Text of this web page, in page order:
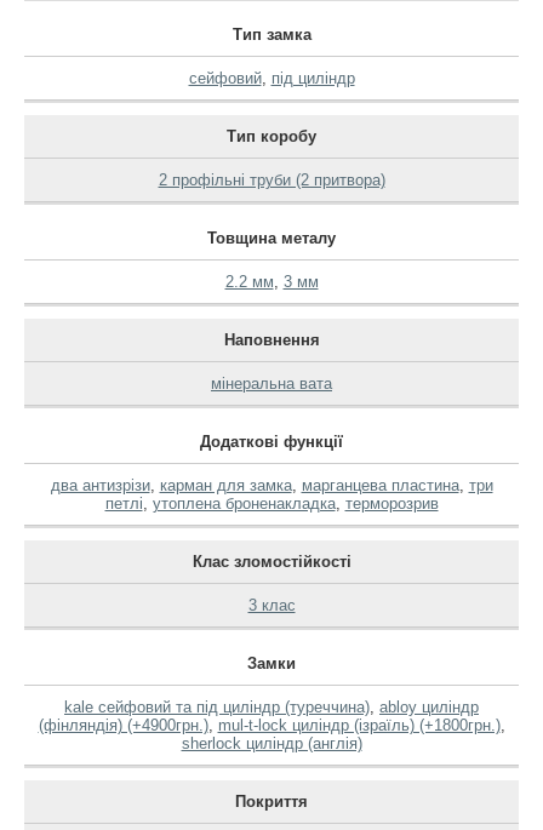
Тип замка
сейфовий, під циліндр
Тип коробу
2 профільні труби (2 притвора)
Товщина металу
2.2 мм 3 мм
Наповнення
мінеральна вата
Додаткові функції
два антизрізи, карман для замка, марганцева пластина, три
петлі утоплена броненакладка, терморозрив
Клас зломостійкості
3 клас
Замки
kale сейфовий та під циліндр (туреччина) abloy циліндр
(фінляндія) (+4900грн.), mul-t-lock циліндр (ізраїль) (+1800грн.),
sherlock циліндр (англія)
Покриття